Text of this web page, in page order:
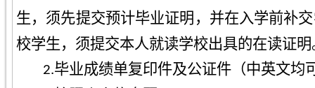
生，须先提交预计毕业证明，并在入学前补
校学生，须提交本人就读学校出具的在读证明
2.毕业成绩单复印件及公证件（中英文均